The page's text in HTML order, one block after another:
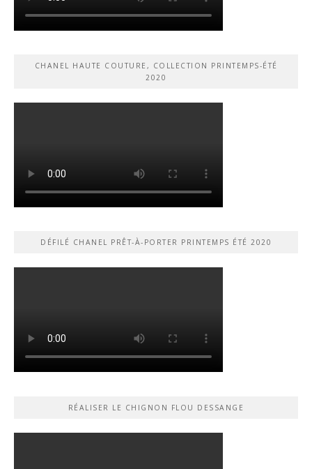
CHANEL HAUTE COUTURE, COLLECTION PRINTEMPS-ÉTÉ
2020
DÉFILÉ CHANEL PRÊT-À-PORTER PRINTEMPS ÉTÉ 2020
RÉALISER LE CHIGNON FLOU DESSANGE